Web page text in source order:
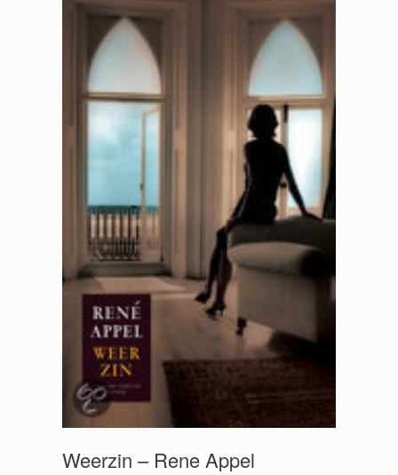
Weerzin – Rene Appel